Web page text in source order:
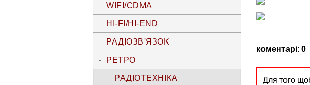
WIFI/CDMA
HI-FI/HI-END
РАДІОЗВ'ЯЗОК
РЕТРО
РАДІОТЕХНІКА
коментарі: 0
Для того